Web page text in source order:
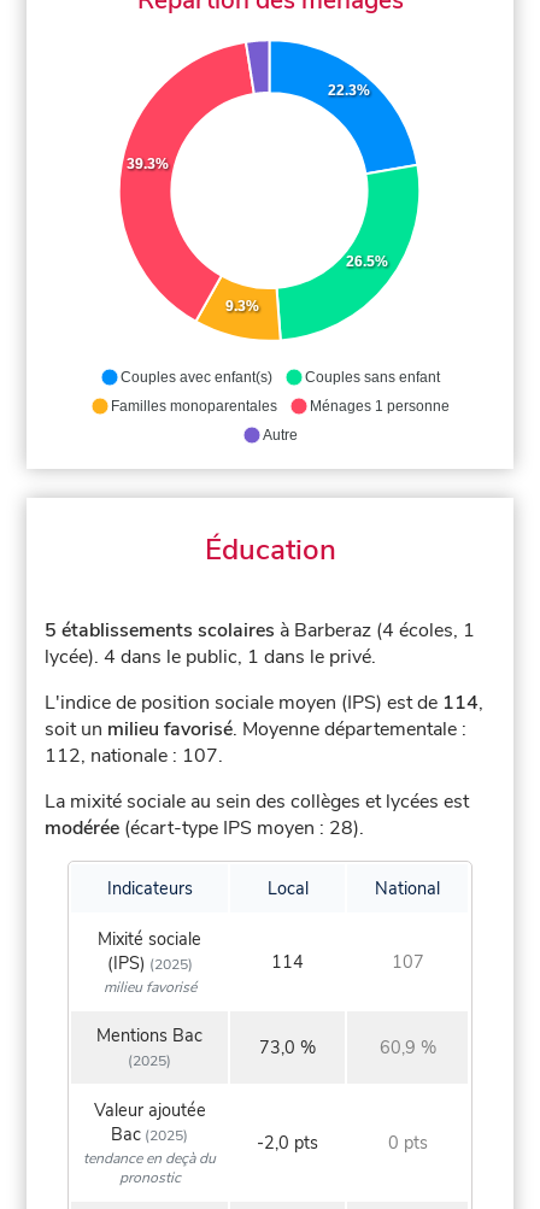
22.3%
26.5%
9.3%
39.3%
Couples avec enfant(s)
Couples sans enfant
Familles monoparentales
Ménages 1 personne
Autre
Éducation
5 établissements scolaires à Barberaz (4 écoles, 1
lycée).4 dans le public, 1 dans le privé.
L'indice de position sociale moyen (IPS) est de 114,
soit un milieu favorisé. Moyenne départementale :
112, nationale : 107.
La mixité sociale au sein des collèges et lycées est
modérée (écart-type IPS moyen : 28).
Indicateurs Local National
Mixité sociale
(IPS) (2025)
milieu favorisé
114 107
Mentions Bac
(2025)
73,0 % 60,9 %
Valeur ajoutée
Bac (2025)
tendance en deçà du
pronostic
-2,0 pts 0 pts